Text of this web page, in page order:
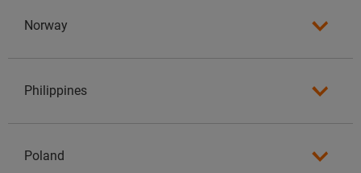
Norway
Philippines
Poland